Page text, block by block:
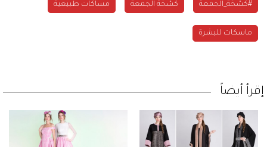
#كشخة_الجمعة كشخة الجمعة مساكات طبيعية
ماسكات للبشرة
إقرأ أيضاً